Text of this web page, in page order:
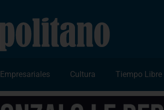
Empresariales Cultura Tiempo Libre